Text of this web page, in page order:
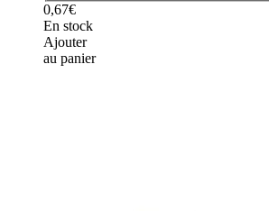
0,67€
En stock
Ajouter
au panier